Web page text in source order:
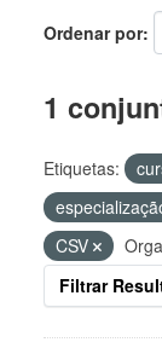
Ordenar por
1
Etiquetas:
CSV
Filtrar